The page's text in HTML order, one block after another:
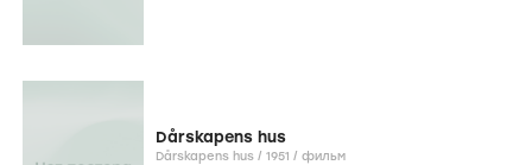
Dårskapens hus
Dårskapens hus / 1951 / фильм